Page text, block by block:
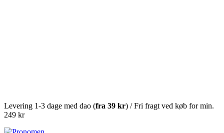
Levering 1-3 dage med dao (fra 39 kr) / Fri fragt ved køb for min.
249 kr